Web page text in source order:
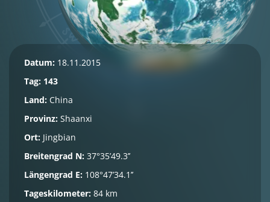
Datum: 18.11.2015
Tag: 143
Land: China
Provinz: Shaanxi
Ort: Jingbian
Breitengrad N: 37°35’49.3’’
Längengrad E: 108°47’34.1’’
Tageskilometer: 84 km